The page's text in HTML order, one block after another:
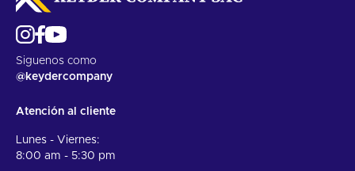
Siguenos como
@keydercompany
Atención al cliente
Lunes - Viernes:
8:00 am - 5:30 pm